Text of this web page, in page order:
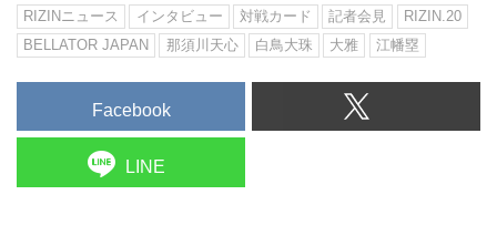
RIZINニュース インタビュー 対戦カード 記者会見
RIZIN.20
BELLATOR JAPAN
那須川天心 白鳥大珠 大雅 江幡塁
Facebook
LINE